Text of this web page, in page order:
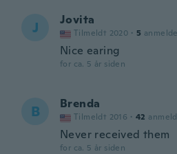
J Jovita
Tilmeldt 2020 · 5
Nice earing
for ca. 5 år siden
B Brenda
Tilmeldt 2016 · 42
Never received them
for ca. 5 år siden